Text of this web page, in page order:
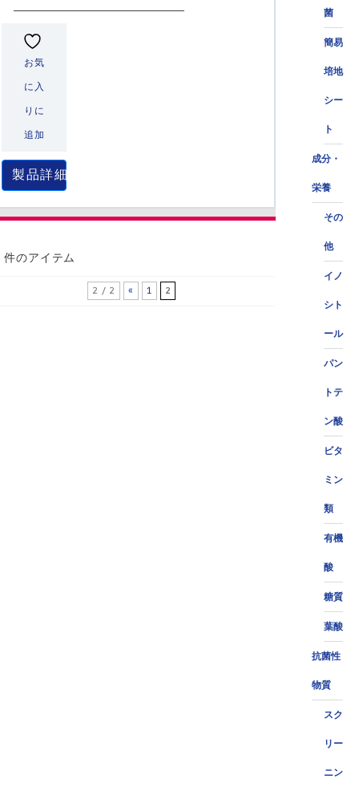
菌
簡易
培地
シー
ト
成分・
栄養
その
他
イノ
シト
ール
パン
トテ
ン酸
ビタ
ミン
類
有機
酸
糖質
葉酸
抗菌性
物質
スク
リー
ニン
お気
に入
りに
追加
製品詳細
件のアイテム
2 / 2 « 1 2